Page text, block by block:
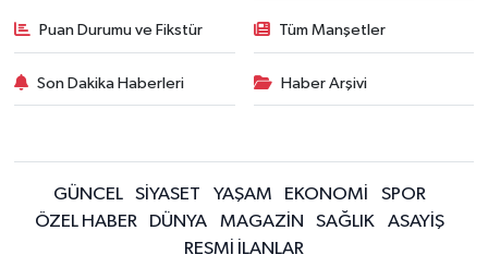
Puan Durumu ve Fikstür Tüm Manşetler
Son Dakika Haberleri Haber Arşivi
GÜNCEL SİYASET YAŞAM EKONOMİ
SPOR
ÖZEL HABER
DÜNYA MAGAZİN SAĞLIK
ASAYİŞ
RESMİ İLANLAR